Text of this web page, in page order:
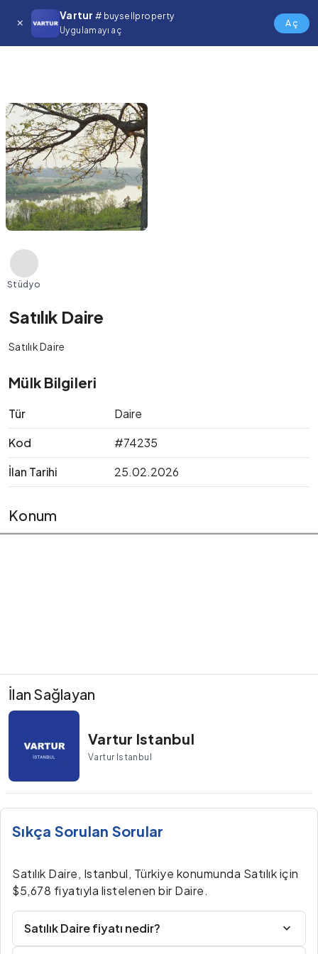
Vartur # buysellproperty
Uygulamayı aç
Aç
Stüdyo
Satılık Daire
Satılık Daire
Mülk Bilgileri
Tür
Daire
Kod
#74235
İlan Tarihi
25.02.2026
Konum
İlan Sağlayan
Vartur Istanbul
Vartur Istanbul
Sıkça Sorulan Sorular
Satılık Daire, Istanbul, Türkiye konumunda Satılık için
$5,678 fiyatıyla listelenen bir Daire.
Satılık Daire fiyatı nedir?